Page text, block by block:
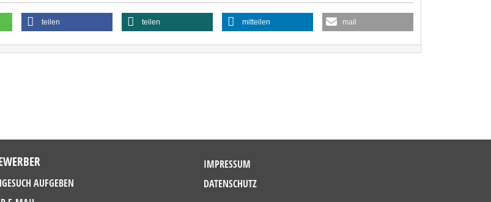
teilen teilen mitteilen mail
AUFGEBEN
IMPRESSUM
DATENSCHUTZ